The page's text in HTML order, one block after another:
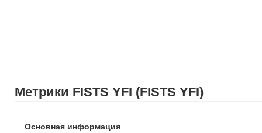
Метрики FISTS YFI (FISTS YFI)
Основная информация